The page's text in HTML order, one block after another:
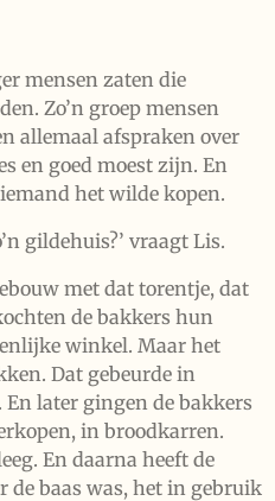
mensen zaten die
Zo’n groep mensen
allemaal afspraken over
en goed moest zijn. En
het wilde kopen.
gildehuis?’ vraagt Lis.
met dat torentje, dat
de bakkers hun
winkel. Maar het
Dat gebeurde in
later gingen de bakkers
in broodkarren.
En daarna heeft de
de baas was, het in gebruik